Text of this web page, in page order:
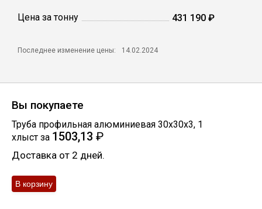
Проволока
Остальное
Цена за тонну 431 190 ₽
Последнее изменение цены: 14.02.2024
Вы покупаете
Труба профильная алюминиевая 30х30х3, 1
хлыст за 1503,13 ₽
Доставка от 2 дней.